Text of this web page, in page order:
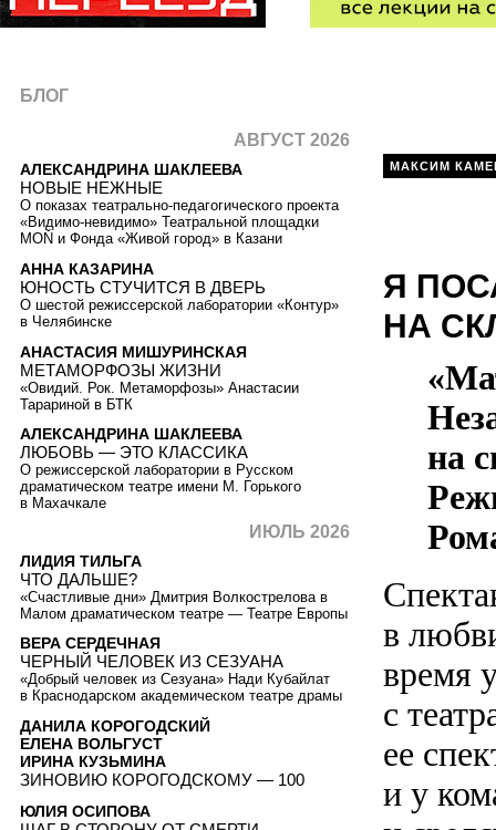
МАКСИМ
Я
НА
на
в
время
с
ее
и у
БЛОГ
АВГУСТ 2026
АЛЕКСАНДРИНА ШАКЛЕЕВА
НОВЫЕ НЕЖНЫЕ
О показах театрально-педагогического проекта
«Видимо-невидимо» Театральной площадки
MOŇ и Фонда «Живой город» в Казани
АННА КАЗАРИНА
ЮНОСТЬ СТУЧИТСЯ В ДВЕРЬ
О шестой режиссерской лаборатории «Контур»
в Челябинске
АНАСТАСИЯ МИШУРИНСКАЯ
МЕТАМОРФОЗЫ ЖИЗНИ
«Овидий. Рок. Метаморфозы» Анастасии
Тарариной в БТК
АЛЕКСАНДРИНА ШАКЛЕЕВА
ЛЮБОВЬ — ЭТО КЛАССИКА
О режиссерской лаборатории в Русском
драматическом театре имени М. Горького
в Махачкале
ИЮЛЬ 2026
ЛИДИЯ ТИЛЬГА
ЧТО ДАЛЬШЕ?
«Счастливые дни» Дмитрия Волкострелова в
Малом драматическом театре — Театре Европы
ВЕРА СЕРДЕЧНАЯ
ЧЕРНЫЙ ЧЕЛОВЕК ИЗ СЕЗУАНА
«Добрый человек из Сезуана» Нади Кубайлат
в Краснодарском академическом театре драмы
ДАНИЛА КОРОГОДСКИЙ
ЕЛЕНА ВОЛЬГУСТ
ИРИНА КУЗЬМИНА
ЗИНОВИЮ КОРОГОДСКОМУ — 100
ЮЛИЯ ОСИПОВА